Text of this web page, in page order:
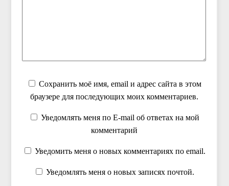
Сохранить моё имя, email и адрес сайта в этом
браузере для последующих моих комментариев.
Уведомлять меня по E-mail об ответах на мой
комментарий
Уведомить меня о новых комментариях по email.
Уведомлять меня о новых записях почтой.